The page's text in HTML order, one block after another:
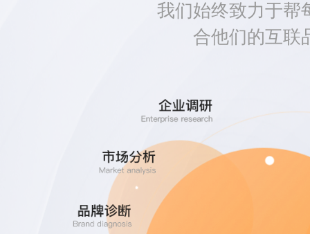
我们始终致力于帮
合他们的互联